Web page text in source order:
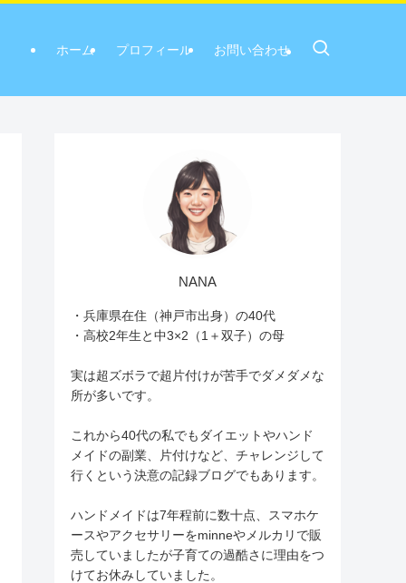
ホーム プロフィール お問い合わせ
NANA
・兵庫県在住（神戸市出身）の40代
・高校2年生と中3×2（1＋双子）の母
実は超ズボラで超片付けが苦手でダメダメな
所が多いです。
これから40代の私でもダイエットやハンド
メイドの副業、片付けなど、チャレンジして
行くという決意の記録ブログでもあります。
ハンドメイドは7年程前に数十点、スマホケ
ースやアクセサリーをminneやメルカリで販
売していましたが子育ての過酷さに理由をつ
けてお休みしていました。